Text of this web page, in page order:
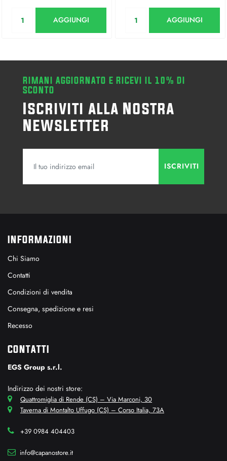
AGGIUNGI AGGIUNGI
RIMANI AGGIORNATO E RICEVI IL 10% DI
SCONTO
Iscriviti alla Nostra
Newsletter
INFORMAZIONI
Chi Siamo
Contatti
Condizioni di vendita
Consegna, spedizione e resi
Recesso
CONTATTI
EGS Group s.r.l.
Indirizzo dei nostri store:
Quattromiglia di Rende (CS) – Via Marconi, 30
Taverna di Montalto Uffugo (CS) – Corso Italia, 73A
+39 0984 404403
info@capanostore.it